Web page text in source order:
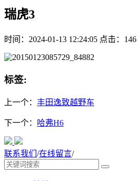
瑞虎3
时间：2024-01-13 12:24:05 点击：146
标签:
上一个： 丰田逸致越野车
下一个： 哈弗H6
联系我们 /在线留言/